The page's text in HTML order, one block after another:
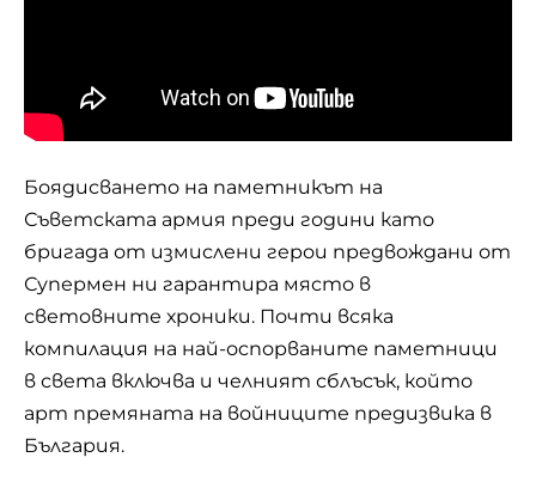
Боядисването на паметникът на
Съветската армия преди години като
бригада от измислени герои предвождани от
Супермен ни гарантира място в
световните хроники. Почти всяка
компилация на най-оспорваните паметници
в света включва и челният сблъсък, който
арт премяната на войниците предизвика в
България.